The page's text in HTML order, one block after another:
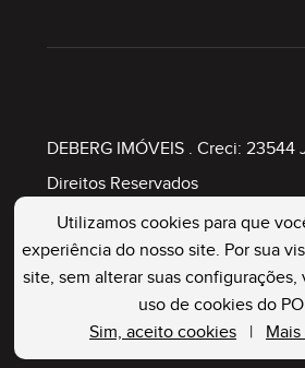
DEBERG IMÓVEIS. Creci: 23544
Direitos Reservados
Painel Imobiliário
Utilizamos cookies para que
experiência do nosso site. Por sua
site, sem alterar suas
uso de cookies do
Sim, aceito cookies|